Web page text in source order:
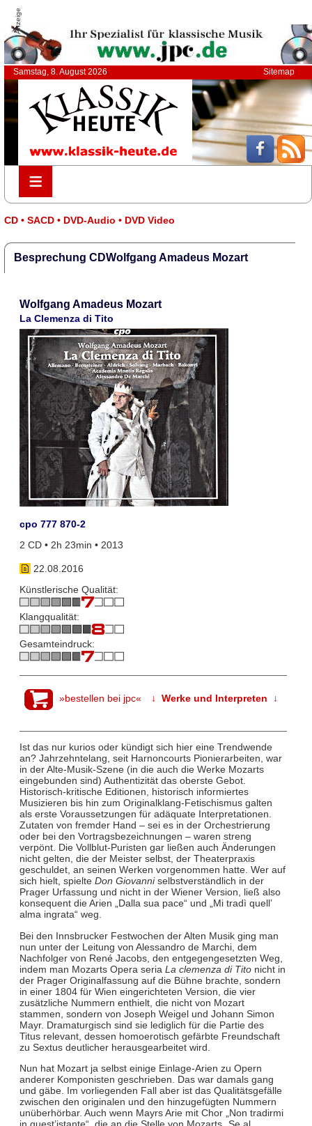
Anzeige
Samstag, 8. August 2026 Sitemap
≡
≡
CD • SACD • DVD-Audio • DVD Video
Besprechung CDWolfgang Amadeus Mozart
Wolfgang Amadeus Mozart
La Clemenza di Tito
cpo 777 870-2
2 CD • 2h 23min • 2013
22.08.2016
Künstlerische Qualität:
Klangqualität:
Gesamteindruck:
»bestellen bei jpc« ↓ Werke und Interpreten ↓
Ist das nur kurios oder kündigt sich hier eine Trendwende
an? Jahrzehntelang, seit Harnoncourts Pionierarbeiten, war
in der Alte-Musik-Szene (in die auch die Werke Mozarts
eingebunden sind) Authentizität das oberste Gebot.
Historisch-kritische Editionen, historisch informiertes
Musizieren bis hin zum Originalklang-Fetischismus galten
als erste Voraussetzungen für adäquate Interpretationen.
Zutaten von fremder Hand – sei es in der Orchestrierung
oder bei den Vortragsbezeichnungen – waren streng
verpönt. Die Vollblut-Puristen gar ließen auch Änderungen
nicht gelten, die der Meister selbst, der Theaterpraxis
geschuldet, an seinen Werken vorgenommen hatte. Wer auf
sich hielt, spielte Don Giovanniselbstverständlich in der
Prager Urfassung und nicht in der Wiener Version, ließ also
konsequent die Arien „Dalla sua pace“ und „Mi tradì quell’
alma ingrata“ weg.
Bei den Innsbrucker Festwochen der Alten Musik ging man
nun unter der Leitung von Alessandro de Marchi, dem
Nachfolger von René Jacobs, den entgegengesetzten Weg,
indem man Mozarts Opera seria La clemenza di Titonicht in
der Prager Originalfassung auf die Bühne brachte, sondern
in einer 1804 für Wien eingerichteten Version, die vier
zusätzliche Nummern enthielt, die nicht von Mozart
stammen, sondern von Joseph Weigel und Johann Simon
Mayr. Dramaturgisch sind sie lediglich für die Partie des
Titus relevant, dessen homoerotisch gefärbte Freundschaft
zu Sextus deutlicher herausgearbeitet wird.
Nun hat Mozart ja selbst einige Einlage-Arien zu Opern
anderer Komponisten geschrieben. Das war damals gang
und gäbe. Im vorliegenden Fall aber ist das Qualitätsgefälle
zwischen den originalen und den hinzugefügten Nummern
unüberhörbar. Auch wenn Mayrs Arie mit Chor „Non tradirmi